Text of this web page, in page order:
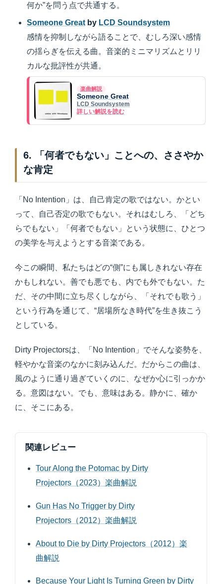
何か”を問う点で共通する。
Someone Great by LCD Soundsystem
感情を抑制しながら語ることで、むしろ深い感情
の揺らぎを伝える曲。音楽的ミニマリズムとリリ
カルな批評性が共通。
楽曲解説
Someone Great
LCD Soundsystem
詳しい解説を読む
6. 「何者でもない」ことへの、ささやか
な肯定
「No Intention」は、自己肯定の歌ではない。かとい
って、自己否定の歌でもない。それはむしろ、「どち
らでもない」「何者でもない」という状態に、ひとつ
の美学を与えようとする音楽である。
今この瞬間、私たちはどの“側”にも属しきれない存在
かもしれない。善でも悪でも、内でも外でもない。た
だ、その中間に立ち尽くしながら、「それでも歌う」
という行為を通じて、“居場所なき時代”を生き抜こう
としている。
Dirty Projectorsは、「No Intention」でそんな姿勢を、
軽やかな音楽のなかに刻み込んだ。だからこの曲は、
風のように通り過ぎていくのに、なぜか心に引っかか
る。意図はない。でも、意味はある。静かに、確か
に、そこにある。
関連レビュー
Tour Along the Potomac by Dirty
Projectors（2023）楽曲解説
Gun Has No Trigger by Dirty
Projectors（2012）楽曲解説
About to Die by Dirty Projectors（2012）楽
曲解説
Because Your Light Is Turning Green by Dirty